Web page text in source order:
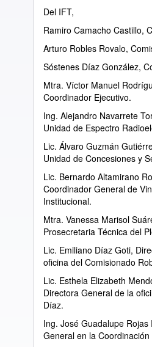
Del IFT,
Ramiro Camacho Castillo,
Arturo Robles Rovalo,
Sóstenes Díaz González,
Mtra. Víctor Manuel
Coordinador Ejecutivo.
Ing. Alejandro Navarrete
Unidad de Espectro
Lic. Álvaro Guzmán
Unidad de Concesiones y
Lic. Bernardo Altamirano
Coordinador General de
Institucional.
Mtra. Vanessa Marisol
Prosecretaria Técnica del
Lic. Emiliano Díaz Goti,
oficina del Comisionado
Lic. Esthela Elizabeth
Directora General de la
Díaz.
Ing. José Guadalupe
General en la Coordinación